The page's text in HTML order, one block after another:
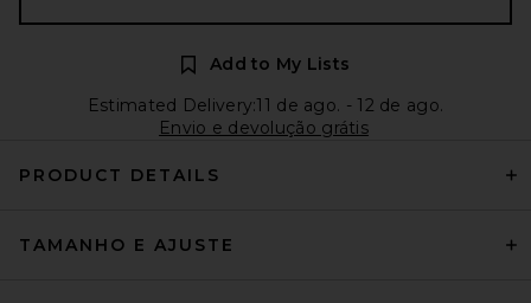
Add to My Lists
Estimated Delivery:11 de ago. - 12 de ago.
Envio e devolução grátis
PRODUCT DETAILS
TAMANHO E AJUSTE